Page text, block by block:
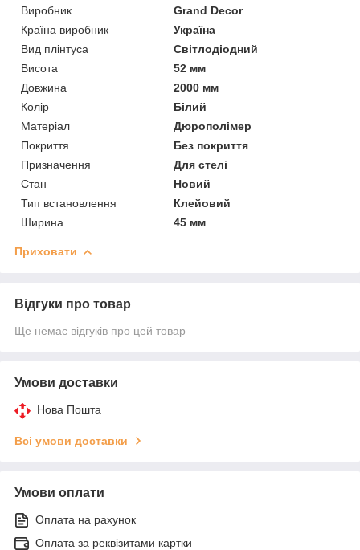
Виробник
Grand Decor
Країна виробник
Україна
Вид плінтуса
Світлодіодний
Висота
52 мм
Довжина
2000 мм
Колір
Білий
Матеріал
Дюрополімер
Покриття
Без покриття
Призначення
Для стелі
Стан
Новий
Тип встановлення
Клейовий
Ширина
45 мм
Приховати
Відгуки про товар
Ще немає відгуків про цей товар
Умови доставки
Нова Пошта
Всі умови доставки
Умови оплати
Оплата на рахунок
Оплата за реквізитами картки